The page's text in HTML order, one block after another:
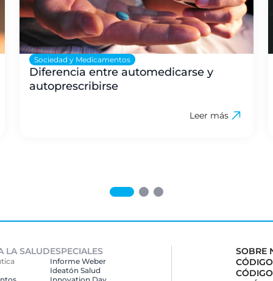
Sociedad y Medicamentos
Diferencia entre automedicarse y
autoprescribirse
Leer más
LA SALUDESPECIALES
Informe Weber
Ideatón Salud
SOBRE